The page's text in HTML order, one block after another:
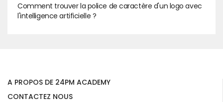
Comment trouver la police de caractère d'un logo avec
l'intelligence artificielle ?
A PROPOS DE 24PM ACADEMY
CONTACTEZ NOUS